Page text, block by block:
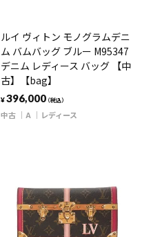
ルイ ヴィトン モノグラムデニ
ム バムバッグ ブルー M95347
デニム レディース バッグ 【中
古】【bag】
¥396,000（税込）
中古 A レディース